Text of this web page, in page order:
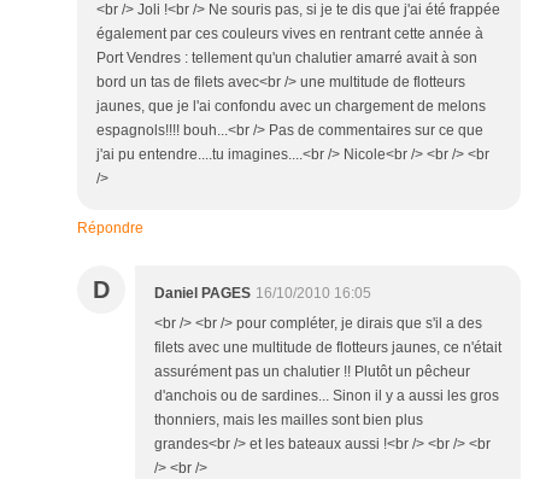
<br /> Joli !<br /> Ne souris pas, si je te dis que j'ai été frappée
également par ces couleurs vives en rentrant cette année à
Port Vendres : tellement qu'un chalutier amarré avait à son
bord un tas de filets avec<br /> une multitude de flotteurs
jaunes, que je l'ai confondu avec un chargement de melons
espagnols!!!! bouh...<br /> Pas de commentaires sur ce que
j'ai pu entendre....tu imagines....<br /> Nicole<br /> <br /> <br
/>
Répondre
D Daniel PAGES 16/10/2010 16:05
<br /> <br /> pour compléter, je dirais que s'il a des
filets avec une multitude de flotteurs jaunes, ce n'était
assurément pas un chalutier !! Plutôt un pêcheur
d'anchois ou de sardines... Sinon il y a aussi les gros
thonniers, mais les mailles sont bien plus
grandes<br /> et les bateaux aussi !<br /> <br /> <br
/> <br />